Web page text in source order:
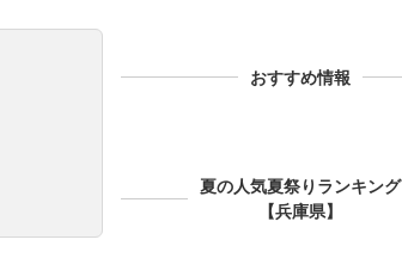
おすすめ情報
夏の人気夏祭りランキング
【兵庫県】